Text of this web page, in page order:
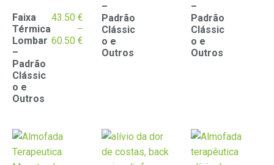
Faixa
Térmica
Lombar
–
Padrão
Clássic
o e
Outros
43.50 €
–
60.50 €Price
range:
–
Padrão
Clássic
o e
Outros
range:
43.50 €
through
60.50 €
–
Padrão
Clássic
o e
Outros